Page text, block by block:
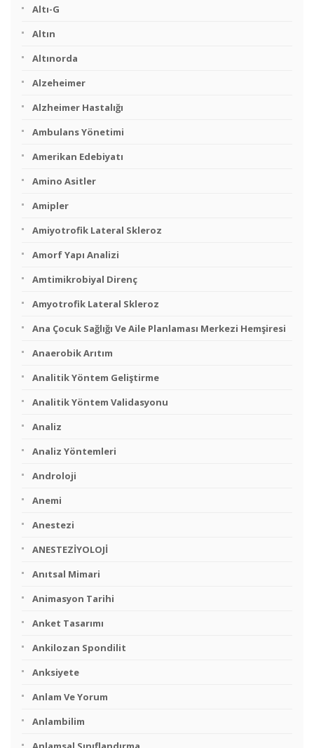
Altı-G
Altın
Altınorda
Alzeheimer
Alzheimer Hastalığı
Ambulans Yönetimi
Amerikan Edebiyatı
Amino Asitler
Amipler
Amiyotrofik Lateral Skleroz
Amorf Yapı Analizi
Amtimikrobiyal Direnç
Amyotrofik Lateral Skleroz
Ana Çocuk Sağlığı Ve Aile Planlaması Merkezi Hemşiresi
Anaerobik Arıtım
Analitik Yöntem Geliştirme
Analitik Yöntem Validasyonu
Analiz
Analiz Yöntemleri
Androloji
Anemi
Anestezi
ANESTEZİYOLOJİ
Anıtsal Mimari
Animasyon Tarihi
Anket Tasarımı
Ankilozan Spondilit
Anksiyete
Anlam Ve Yorum
Anlambilim